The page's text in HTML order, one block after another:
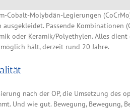
Cobalt-Molybdän-Legierungen
ausgekleidet. Passende
oder Keramik/Polyethylen. Alles
hält, derzeit rund 20 Jahre.
nach der OP, die Umsetzung des
Und wie gut. Bewegung,